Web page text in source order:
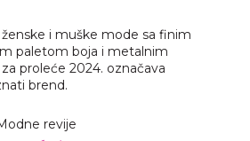
i muške mode sa finim
paletom boja i metalnim
proleće 2024. označava
brend.
revije